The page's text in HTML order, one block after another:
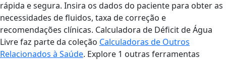
rápida e segura. Insira os dados do paciente para obter as
necessidades de fluidos, taxa de correção e
recomendações clínicas. Calculadora de Déficit de Água
Livre faz parte da coleção Calculadoras de Outros
Relacionados à Saúde. Explore 1 outras ferramentas